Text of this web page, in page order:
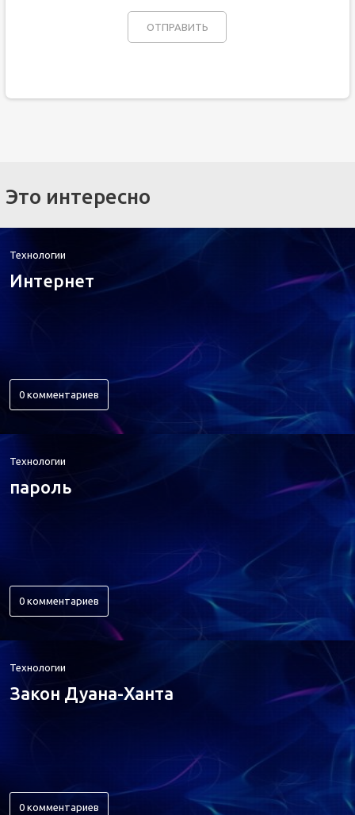
Это интересно
Технологии
Интернет
0 комментариев
Технологии
пароль
0 комментариев
Технологии
Закон Дуана-Ханта
0 комментариев